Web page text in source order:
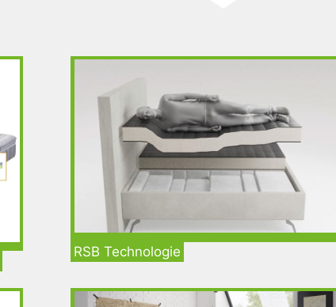
RSB Technologie